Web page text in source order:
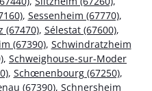
, Sessenheim (67770),
(67470), Sélestat (67600),
(67390), Schwindratzheim
, Schweighouse-sur-Moder
, Schœnenbourg (67250),
(67390), Schnersheim